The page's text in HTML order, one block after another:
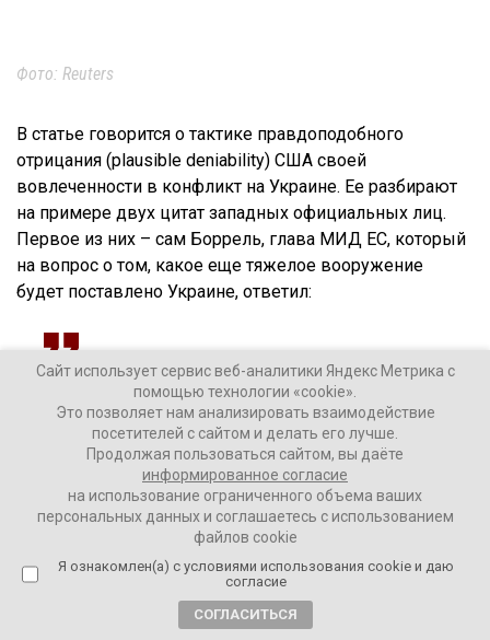
Фото: Reuters
В статье говорится о тактике правдоподобного
отрицания (plausible deniability) США своей
вовлеченности в конфликт на Украине. Ее разбирают
на примере двух цитат западных официальных лиц.
Первое из них – сам Боррель, глава МИД ЕС, который
на вопрос о том, какое еще тяжелое вооружение
будет поставлено Украине, ответил:
Я бы не назвал это тяжелым вооружением. Это
обычное оружие для войны на истощение:
артиллерия и бронетехника. Обычное оружие,
которое вы используете в такой войне.
Главным дипломатом Европы фактически не
Украину оружием, чтобы втянуть ее в длительный
конфликт. Но до «истощения» кого? России или
Украины? Автор канала обращает внимание на то, как
Сайт использует сервис веб-аналитики Яндекс Метрика с
помощью технологии «cookie».
Это позволяет нам анализировать взаимодействие
посетителей с сайтом и делать его лучше.
Продолжая пользоваться сайтом, вы даёте
информированное согласие
на использование ограниченного объема ваших
персональных данных и соглашаетесь с использованием
файлов cookie
Я ознакомлен(а) с условиями использования cookie и даю
согласие
СОГЛАСИТЬСЯ